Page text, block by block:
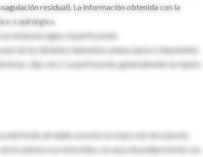
residual). La información obtenida con la
o quirúrgico.
la hemorragia y la perforación.
de los distintos elementos endoscópicos disponibles
clips, etc.). La perforación, generalmente se repara
del fondo de tejido normal con inyección de solución
la submucosa removidas con ansa de polipectomía. Las